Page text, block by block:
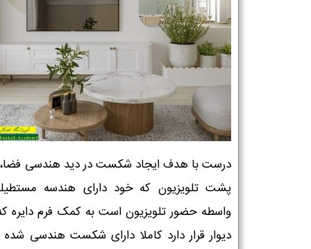
درست با هدف ایجاد شکست در دید هندسی فضا،
پشت تلویزیون که خود دارای هندسه
واسطه حضور تلویزیون است به کمک فرم دایره
دیوار قرار دارد کاملا دارای شکست هندسی